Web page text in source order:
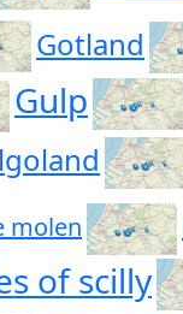
Gotland
Gulp
molen
of scilly